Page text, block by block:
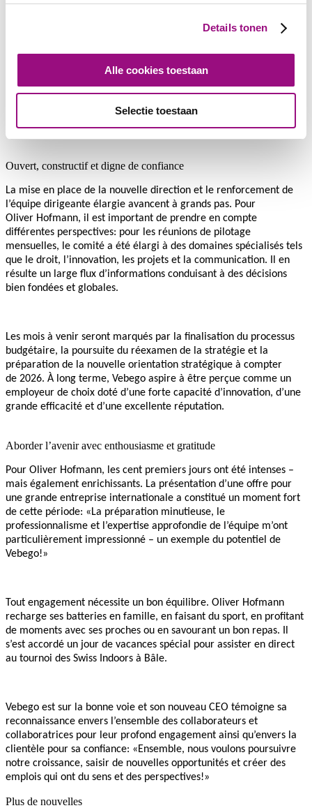
Details tonen
Alle cookies toestaan
Selectie toestaan
l’amélioration de la rentabilité et la nécessité de se hisser au
des entreprises les plus performantes du secteur.
Il conçoit le management comme un processus partenarial: les
décisions sont le fruit d’un dialogue, les succès sont célébrés en
équipe. Une culture du respect, de l’équité et de la collaboration
fondée sur l’égalité est pour lui essentielle, tout comme le respect
de principes communs.
Ouvert, constructif et digne de confiance
La mise en place de la nouvelle direction et le renforcement de
l’équipe dirigeante élargie avancent à grands pas. Pour
Oliver Hofmann, il est important de prendre en compte
différentes perspectives: pour les réunions de pilotage
mensuelles, le comité a été élargi à des domaines spécialisés tels
que le droit, l’innovation, les projets et la communication. Il en
résulte un large flux d’informations conduisant à des décisions
bien fondées et globales.
Les mois à venir seront marqués par la finalisation du processus
budgétaire, la poursuite du réexamen de la stratégie et la
préparation de la nouvelle orientation stratégique à compter
de 2026. À long terme, Vebego aspire à être perçue comme un
employeur de choix doté d’une forte capacité d’innovation, d’une
grande efficacité et d’une excellente réputation.
Aborder l’avenir avec enthousiasme et gratitude
Pour Oliver Hofmann, les cent premiers jours ont été intenses –
mais également enrichissants. La présentation d’une offre pour
une grande entreprise internationale a constitué un moment fort
de cette période: «La préparation minutieuse, le
professionnalisme et l’expertise approfondie de l’équipe m’ont
particulièrement impressionné – un exemple du potentiel de
Vebego!»
Tout engagement nécessite un bon équilibre. Oliver Hofmann
recharge ses batteries en famille, en faisant du sport, en profitant
de moments avec ses proches ou en savourant un bon repas. Il
s’est accordé un jour de vacances spécial pour assister en direct
au tournoi des Swiss Indoors à Bâle.
Vebego est sur la bonne voie et son nouveau CEO témoigne sa
reconnaissance envers l’ensemble des collaborateurs et
collaboratrices pour leur profond engagement ainsi qu’envers la
clientèle pour sa confiance: «Ensemble, nous voulons poursuivre
notre croissance, saisir de nouvelles opportunités et créer des
emplois qui ont du sens et des perspectives!»
Plus de nouvelles